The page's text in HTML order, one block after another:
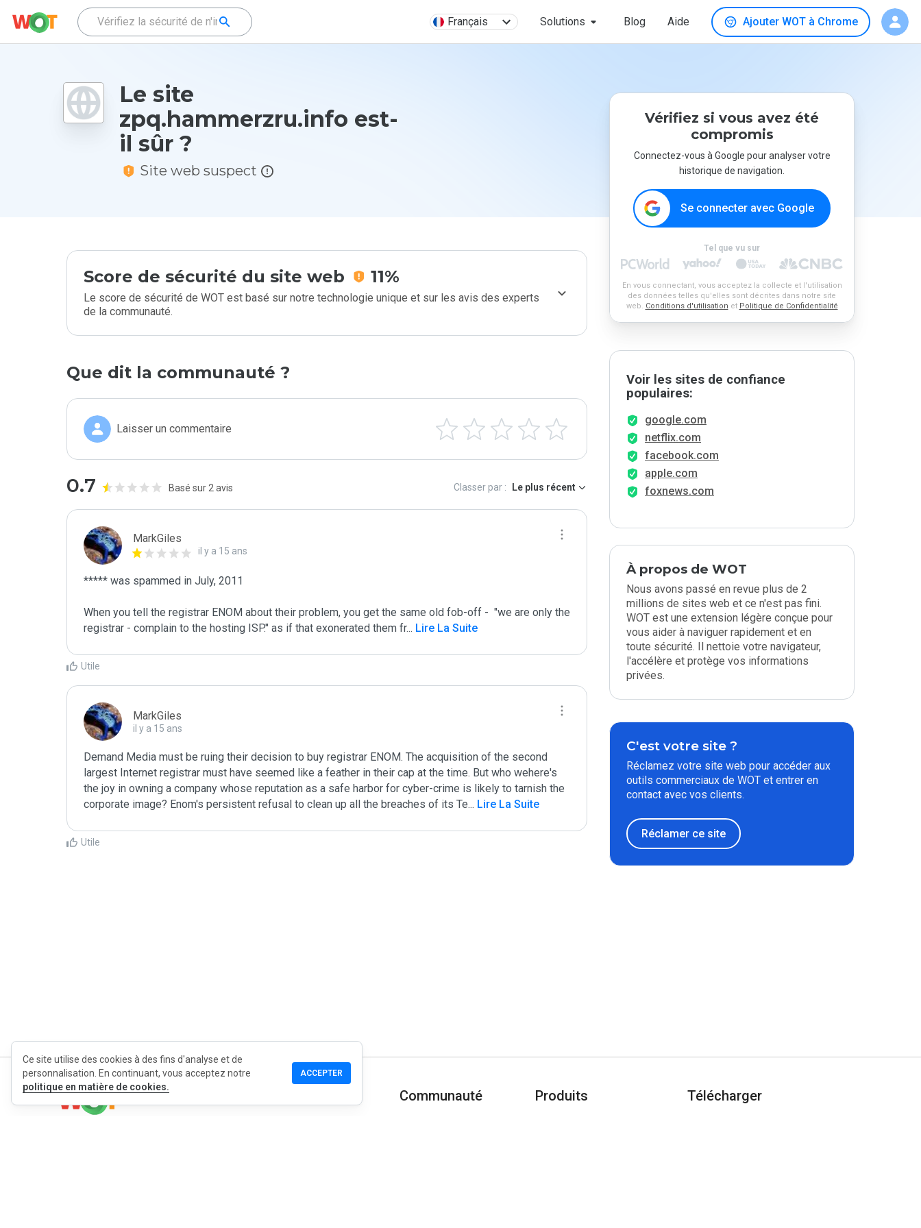
Français Solutions Blog Aide Ajouter WOT à Chrome
Le site
zpq.hammerzru.info est-
il sûr ?
Site web suspect
Score de sécurité du site web 11%
Le score de sécurité de WOT est basé sur notre technologie unique et sur les avis des experts
de la communauté.
Que dit la communauté ?
Laisser un commentaire
0.7 Basé sur 2 avis Classer par : Le plus récent
MarkGiles
il y a 15 ans
***** was spammed in July, 2011
When you tell the registrar ENOM about their problem, you get the same old fob-off -  "we are only the
registrar - complain to the hosting ISP." as if that exonerated them fr... Lire La Suite
Utile
MarkGiles
il y a 15 ans
Demand Media must be ruing their decision to buy registrar ENOM. The acquisition of the second
largest Internet registrar must have seemed like a feather in their cap at the time. But who wehere's
the joy in owning a company whose reputation as a safe harbor for cyber-crime is likely to tarnish the
corporate image? Enom's persistent refusal to clean up all the breaches of its Te... Lire La Suite
Utile
Vérifiez si vous avez été
compromis
Connectez-vous à Google pour analyser votre
historique de navigation.
Se connecter avec Google
Tel que vu sur
En vous connectant, vous acceptez la collecte et l'utilisation
des données telles qu'elles sont décrites dans notre site
web. Conditions d'utilisation et Politique de Confidentialité
Voir les sites de confiance
populaires:
google.com
netflix.com
facebook.com
apple.com
foxnews.com
À propos de WOT
Nous avons passé en revue plus de 2
millions de sites web et ce n'est pas fini.
WOT est une extension légère conçue pour
vous aider à naviguer rapidement et en
toute sécurité. Il nettoie votre navigateur,
l'accélère et protège vos informations
privées.
C'est votre site ?
Réclamez votre site web pour accéder aux
outils commerciaux de WOT et entrer en
contact avec vos clients.
Réclamer ce site
Communauté Produits Télécharger
Ce site utilise des cookies à des fins d'analyse et de
personnalisation. En continuant, vous acceptez notre
politique en matière de cookies.
ACCEPTER